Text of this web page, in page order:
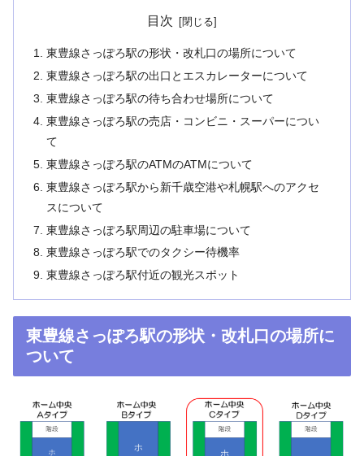
目次
東豊線さっぽろ駅の形状・改札口の場所について
東豊線さっぽろ駅の出口とエスカレーターについて
東豊線さっぽろ駅の待ち合わせ場所について
東豊線さっぽろ駅の売店・コンビニ・スーパーについ
て
東豊線さっぽろ駅のATMのATMについて
東豊線さっぽろ駅から新千歳空港や札幌駅へのアクセ
スについて
東豊線さっぽろ駅周辺の駐車場について
東豊線さっぽろ駅でのタクシー待機率
東豊線さっぽろ駅付近の観光スポット
東豊線さっぽろ駅の形状・改札口の場所に
ついて